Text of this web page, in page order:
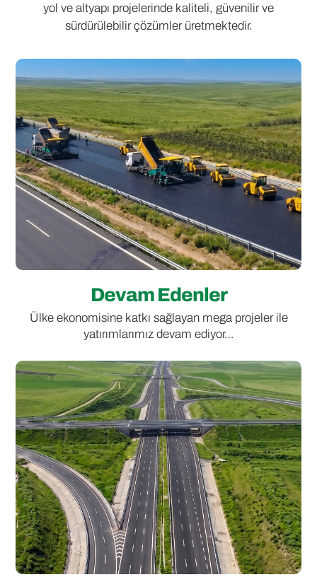
yol ve altyapı projelerinde kaliteli, güvenilir ve
sürdürülebilir çözümler üretmektedir.
Devam Edenler
Ülke ekonomisine katkı sağlayan mega projeler ile
yatırımlarımız devam ediyor…